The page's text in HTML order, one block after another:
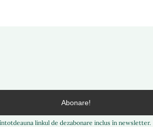
linkul de dezabonare inclus în newsletter.